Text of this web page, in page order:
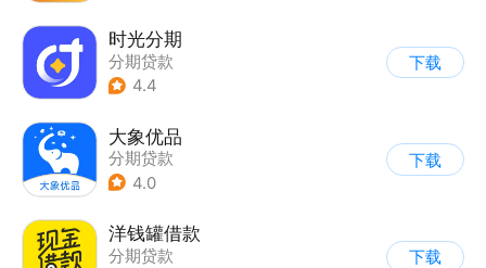
时光分期
分期贷款
4.4
下载
大象优品
分期贷款
4.0
下载
洋钱罐借款
分期贷款
下载